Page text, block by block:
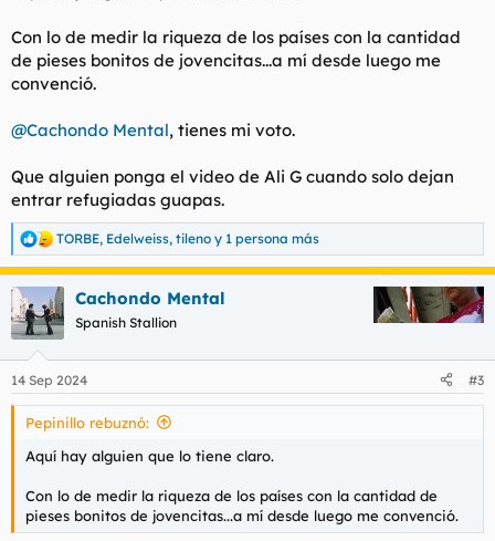
Con lo de medir la riqueza de los países con la cantidad
de pieses bonitos de jovencitas...a mí desde luego me
convenció.
@Cachondo Mental, tienes mi voto.
Que alguien ponga el video de Ali G cuando solo dejan
entrar refugiadas guapas.
R
e
a
c
c
i
e
s
TORBE, Edelweiss, tileno y 1 persona más
Cachondo Mental
Spanish Stallion
14 Sep 2024 #3
Pepinillo rebuznó:
Aquí hay alguien que lo tiene claro.
Con lo de medir la riqueza de los países con la cantidad de
pieses bonitos de jovencitas...a mí desde luego me convenció.